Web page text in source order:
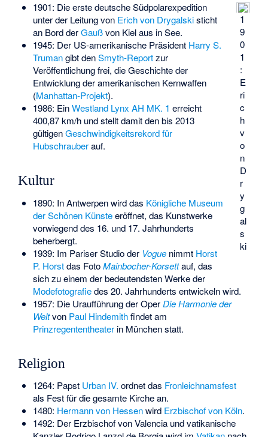
1
9
0
1
:
E
ri
c
h
v
o
n
D
r
y
g
al
s
ki
1901: Die erste deutsche Südpolarexpedition
unter der Leitung von Erich von Drygalskisticht
an Bord derGaußvon Kiel aus in See.
1945: Der US-amerikanische Präsident Harry S.
Trumangibt denSmyth-Reportzur
Veröffentlichung frei, die Geschichte der
Entwicklung der amerikanischen Kernwaffen
(Manhattan-Projekt).
1986: EinWestland Lynx AH MK. 1 erreicht
400,87 km/h und stellt damit den bis 2013
gültigenGeschwindigkeitsrekord für
Hubschrauberauf.
Kultur
1890: In Antwerpen wird das Königliche Museum
der Schönen Künsteeröffnet, das Kunstwerke
vorwiegend des 16. und 17. Jahrhunderts
beherbergt.
1939: Im Pariser Studio der Voguenimmt Horst
P. Horstdas FotoMainbocher-Korsettauf, das
sich zu einem der bedeutendsten Werke der
Modefotografiedes 20. Jahrhunderts entwickeln wird.
1957: Die Uraufführung der OperDie Harmonie der
Weltvon Paul Hindemithfindet am
Prinzregententheaterin München statt.
Religion
1264: Papst Urban IV. ordnet das Fronleichnamsfest
als Fest für die gesamte Kirche an.
1480: Hermann von Hessenwird Erzbischof von Köln.
1492: Der Erzbischof von Valencia und vatikanische